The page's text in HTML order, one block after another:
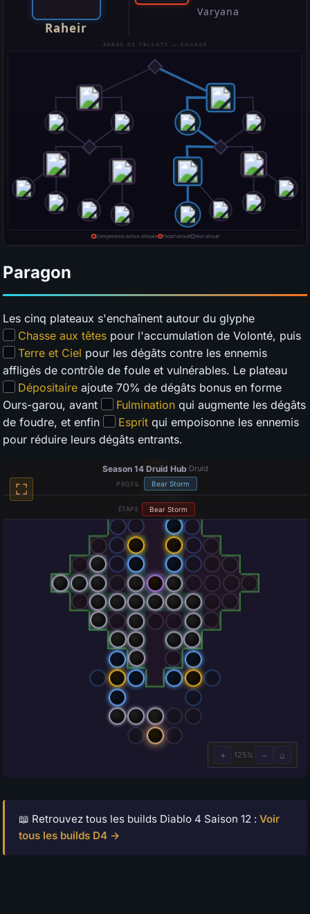
Paragon
Les cinq plateaux s'enchaînent autour du glyphe
Chasse aux têtes pour l'accumulation de Volonté, puis
Terre et Ciel pour les dégâts contre les ennemis
affligés de contrôle de foule et vulnérables. Le plateau
Dépositaire ajoute 70% de dégâts bonus en forme
Ours-garou, avant
Fulmination qui augmente les dégâts
de foudre, et enfin
Esprit qui empoisonne les ennemis
pour réduire leurs dégâts entrants.
📖 Retrouvez tous les builds Diablo 4 Saison 12 : Voir
tous les builds D4 →